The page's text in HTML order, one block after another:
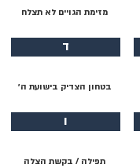
מזימת הגויים לא תצלח
ד
בטחון הצדיק בישועת ה׳
ו
תפילה / בקשת הצלה